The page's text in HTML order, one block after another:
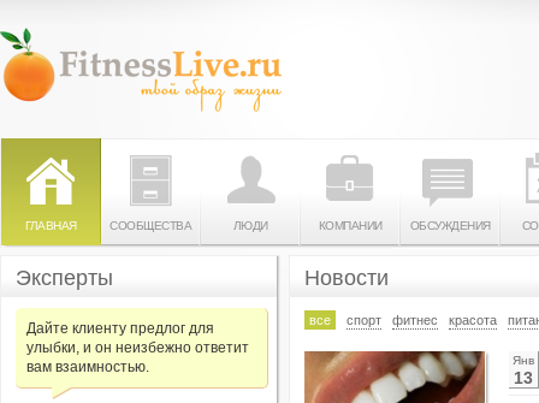
ГЛАВНАЯ СООБЩЕСТВА ЛЮДИ КОМПАНИИ ОБСУЖДЕНИЯ
Новости
все спорт фитнес красота
Янв
13
Эксперты
Дайте клиенту предлог для
улыбки, и он неизбежно ответит
вам взаимностью.